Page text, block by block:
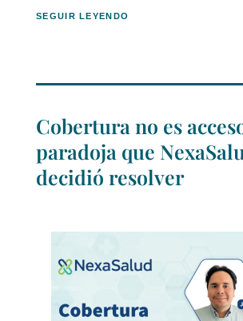
SEGUIR LEYENDO
Cobertura no es
paradoja que
decidió resolver